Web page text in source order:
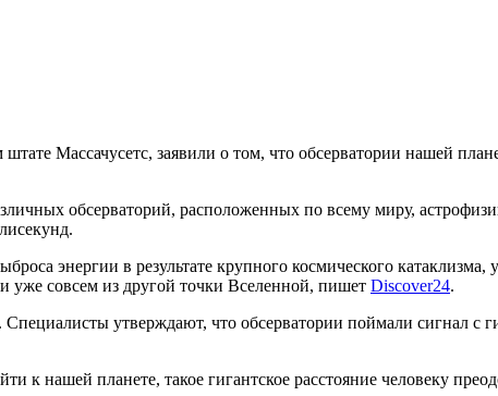
Массачусетс, заявили о том, что обсерватории нашей
обсерваторий, расположенных по всему миру,
энергии в результате крупного космического катаклизма,
уже совсем из другой точки Вселенной, пишет Discover24.
утверждают, что обсерватории поймали сигнал с
нашей планете, такое гигантское расстояние человеку